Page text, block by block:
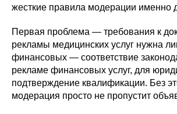
жесткие правила модерации именно
Первая проблема — требования к
рекламы медицинских услуг нужна
финансовых — соответствие
рекламе финансовых услуг, для
подтверждение квалификации. Без
модерация просто не пропустит